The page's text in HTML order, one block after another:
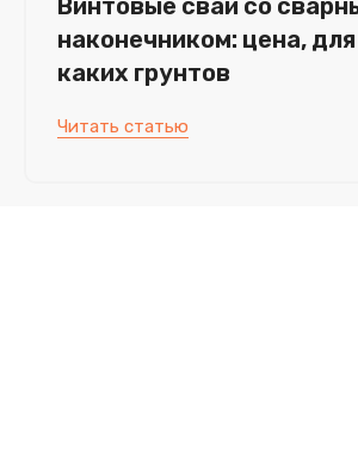
Винтовые сваи со
наконечником: цена, для
каких грунтов
Читать статью